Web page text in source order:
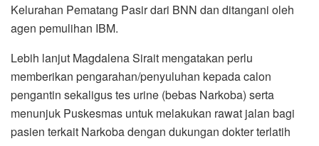
Kelurahan Pematang Pasir dari BNN dan ditangani oleh
agen pemulihan IBM.
Lebih lanjut Magdalena Sirait mengatakan perlu
memberikan pengarahan/penyuluhan kepada calon
pengantin sekaligus tes urine (bebas Narkoba) serta
menunjuk Puskesmas untuk melakukan rawat jalan bagi
pasien terkait Narkoba dengan dukungan dokter terlatih